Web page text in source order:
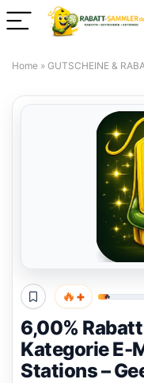
Home » GUTSCHEINE &
🔥 + 🔥
6,00%
Kategorie E-
Stations –